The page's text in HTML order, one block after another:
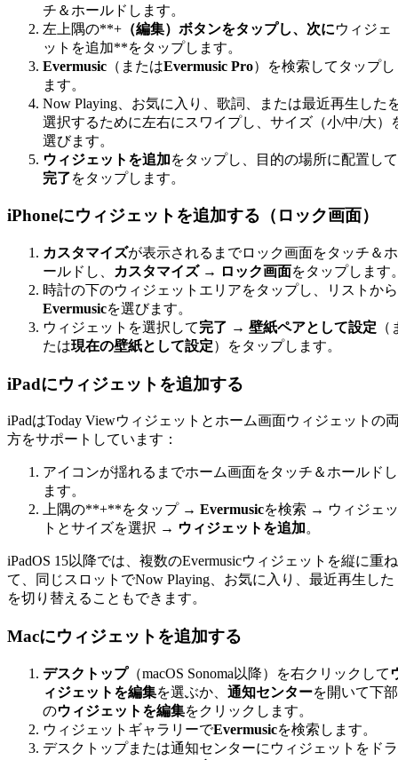
チ＆ホールドします。
左上隅の**+ （編集）ボタンをタップし、次にウィジェ
ットを追加**をタップします。
Evermusic （またはEvermusic Pro）を検索してタップし
ます。
Now Playing、お気に入り、歌詞、または最近再生した
選択するために左右にスワイプし、サイズ（小/中/大）
選びます。
ウィジェットを追加をタップし、目的の場所に配置して
完了をタップします。
iPhoneにウィジェットを追加する（ロック画面）
カスタマイズが表示されるまでロック画面をタッチ＆ホ
ールドし、
カスタマイズ → ロック画面をタップします
時計の下のウィジェットエリアをタップし、リストから
Evermusicを選びます。
ウィジェットを選択して完了 → 壁紙ペアとして設定 （
たは現在の壁紙として設定）をタップします。
iPadにウィジェットを追加する
iPadはToday Viewウィジェットとホーム画面ウィジェットの
方をサポートしています：
アイコンが揺れるまでホーム画面をタッチ＆ホールドし
ます。
上隅の**+**をタップ → Evermusicを検索 → ウィジェッ
トとサイズを選択 → ウィジェットを追加。
iPadOS 15以降では、複数のEvermusicウィジェットを縦に重ね
て、同じスロットでNow Playing、お気に入り、最近再生した
を切り替えることもできます。
Macにウィジェットを追加する
デスクトップ（macOS Sonoma以降）を右クリックして
ィジェットを編集を選ぶか、 通知センターを開いて下部
のウィジェットを編集をクリックします。
ウィジェットギャラリーでEvermusicを検索します。
デスクトップまたは通知センターにウィジェットをドラ